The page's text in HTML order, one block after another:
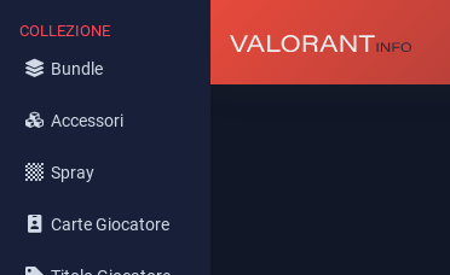
COLLEZIONE
Bundle
Accessori
Spray
Carte Giocatore